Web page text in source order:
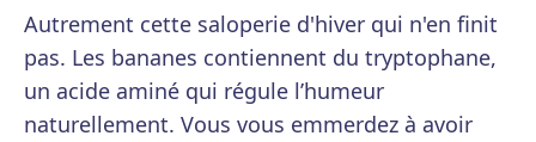
Autrement cette saloperie d'hiver qui n'en finit
pas. Les bananes contiennent du tryptophane,
un acide aminé qui régule l’humeur
naturellement. Vous vous emmerdez à avoir